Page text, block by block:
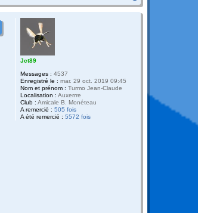
a
u
Jct89
Messages : 4537
Enregistré le : mar. 29 oct. 2019 09:45
Nom et prénom : Turmo Jean-Claude
Localisation : Auxerrre
Club : Amicale B. Monéteau
A remercié : 505 fois
A été remercié : 5572 fois